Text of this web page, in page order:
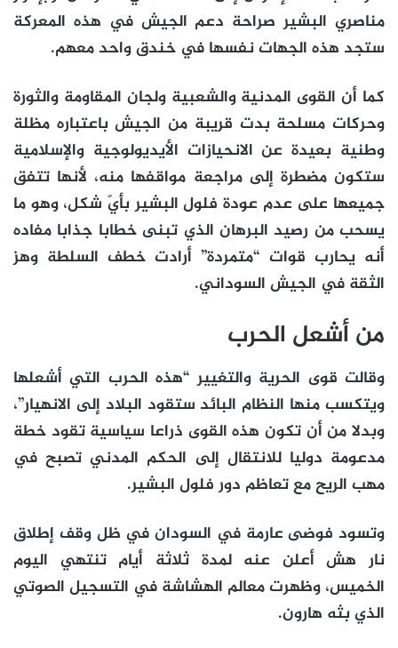
مناصري البشير صراحة دعم الجيش في هذه المعركة
ستجد هذه الجهات نفسها في خندق واحد معهم.
كما أن القوى المدنية والشعبية ولجان المقاومة والثورة
وحركات مسلحة بدت قريبة من الجيش باعتباره مظلة
وطنية بعيدة عن الانحيازات الأيديولوجية والإسلامية
ستكون مضطرة إلى مراجعة مواقفها منه، لأنها تتفق
جميعها على عدم عودة فلول البشير بأيّ شكل، وهو ما
يسحب من رصيد البرهان الذي تبنى خطابا جذابا مفاده
أنه يحارب قوات “متمردة” أرادت خطف السلطة وهز
الثقة في الجيش السوداني.
من أشعل الحرب
وقالت قوى الحرية والتغيير “هذه الحرب التي أشعلها
ويتكسب منها النظام البائد ستقود البلاد إلى الانهيار”،
وبدلا من أن تكون هذه القوى ذراعا سياسية تقود خطة
مدعومة دوليا للانتقال إلى الحكم المدني تصبح في
مهب الريح مع تعاظم دور فلول البشير.
وتسود فوضى عارمة في السودان في ظل وقف إطلاق
نار هش أعلن عنه لمدة ثلاثة أيام تنتهي اليوم
الخميس، وظهرت معالم الهشاشة في التسجيل الصوتي
الذي بثه هارون.